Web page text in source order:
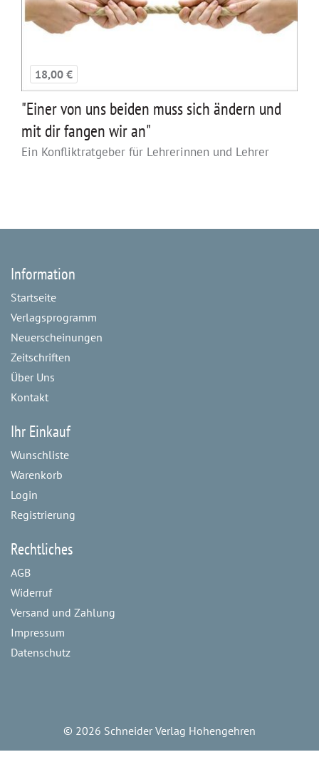
18,00 €
"Einer von uns beiden muss sich ändern und
mit dir fangen wir an"
Ein Konfliktratgeber für Lehrerinnen und Lehrer
Information
Startseite
Verlagsprogramm
Neuerscheinungen
Zeitschriften
Über Uns
Kontakt
Ihr Einkauf
Wunschliste
Warenkorb
Login
Registrierung
Rechtliches
AGB
Widerruf
Versand und Zahlung
Impressum
Datenschutz
© 2026 Schneider Verlag Hohengehren